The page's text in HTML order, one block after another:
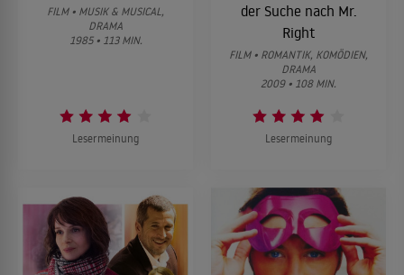
FILM • MUSIK & MUSICAL,
DRAMA
1985 • 113 MIN.
Lesermeinung
der Suche nach Mr.
Right
FILM • ROMANTIK, KOMÖDIEN,
DRAMA
2009 • 108 MIN.
Lesermeinung